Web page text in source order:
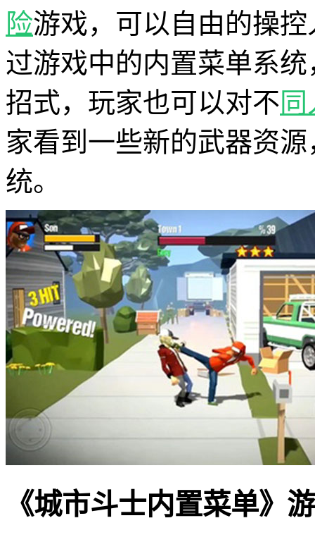
险游戏，可以自由的操
过游戏中的内置菜单系
招式，玩家也可以对不
家看到一些新的武器资
统。
《城市斗士内置菜单》